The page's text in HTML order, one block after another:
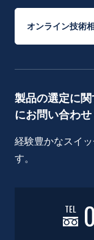
オンライン技術
製品の選定に
にお問い合わせ
経験豊かなスイ
す。
TEL